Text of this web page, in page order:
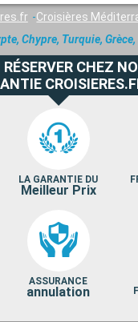
Croisières
Chypre, Turquie,
RÉSERVER CHEZ
LA GARANTIE DU
Meilleur Prix
ASSURANCE
annulation